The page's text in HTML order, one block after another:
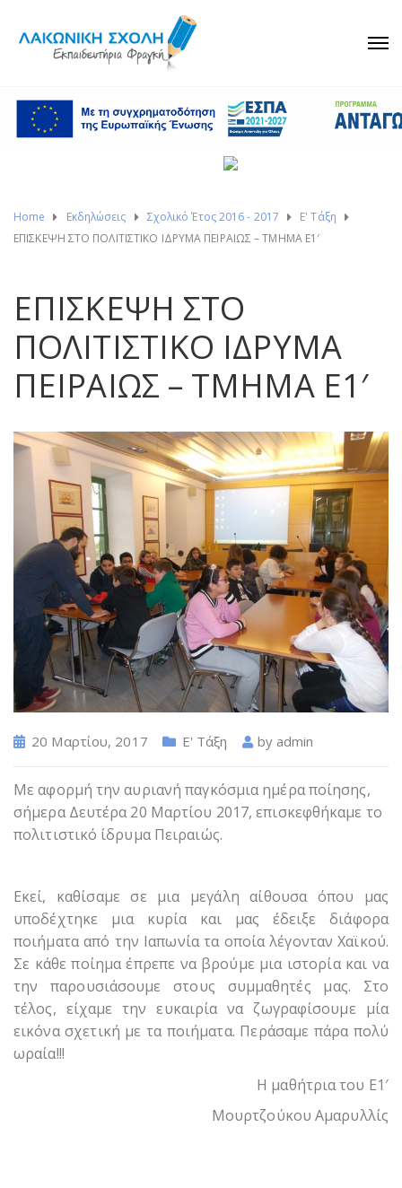
Home Εκδηλώσεις Σχολικό Έτος 2016 - 2017
Ε' Τάξη
ΕΠΙΣΚΕΨΗ ΣΤΟ ΠΟΛΙΤΙΣΤΙΚΟ ΙΔΡΥΜΑ ΠΕΙΡΑΙΩΣ – ΤΜΗΜΑ Ε1′
ΕΠΙΣΚΕΨΗ ΣΤΟ
ΠΟΛΙΤΙΣΤΙΚΟ ΙΔΡΥΜΑ
ΠΕΙΡΑΙΩΣ – ΤΜΗΜΑ Ε1′
20 Μαρτίου, 2017 Ε' Τάξη by admin
Με αφορμή την αυριανή παγκόσμια ημέρα ποίησης,
σήμερα Δευτέρα 20 Μαρτίου 2017, επισκεφθήκαμε το
πολιτιστικό ίδρυμα Πειραιώς.
Εκεί, καθίσαμε σε μια μεγάλη αίθουσα όπου μας
υποδέχτηκε μια κυρία και μας έδειξε διάφορα
ποιήματα από την Ιαπωνία τα οποία λέγονταν Χαϊκού.
Σε κάθε ποίημα έπρεπε να βρούμε μια ιστορία και να
την παρουσιάσουμε στους συμμαθητές μας. Στο
τέλος, είχαμε την ευκαιρία να ζωγραφίσουμε μία
εικόνα σχετική με τα ποιήματα. Περάσαμε πάρα πολύ
ωραία!!!
Η μαθήτρια του Ε1′
Μουρτζούκου Αμαρυλλίς